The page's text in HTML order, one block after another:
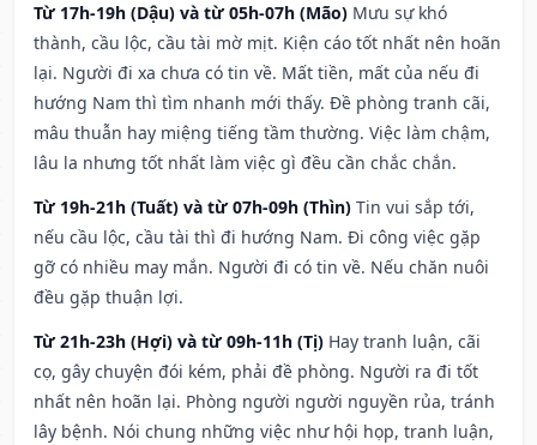
Từ 17h-19h (Dậu) và từ 05h-07h (Mão) Mưu sự khó
thành, cầu lộc, cầu tài mờ mịt. Kiện cáo tốt nhất nên hoãn
lại. Người đi xa chưa có tin về. Mất tiền, mất của nếu đi
hướng Nam thì tìm nhanh mới thấy. Đề phòng tranh cãi,
mâu thuẫn hay miệng tiếng tầm thường. Việc làm chậm,
lâu la nhưng tốt nhất làm việc gì đều cần chắc chắn.
Từ 19h-21h (Tuất) và từ 07h-09h (Thìn) Tin vui sắp tới,
nếu cầu lộc, cầu tài thì đi hướng Nam. Đi công việc gặp
gỡ có nhiều may mắn. Người đi có tin về. Nếu chăn nuôi
đều gặp thuận lợi.
Từ 21h-23h (Hợi) và từ 09h-11h (Tị) Hay tranh luận, cãi
cọ, gây chuyện đói kém, phải đề phòng. Người ra đi tốt
nhất nên hoãn lại. Phòng người người nguyền rủa, tránh
lây bệnh. Nói chung những việc như hội họp, tranh luận,